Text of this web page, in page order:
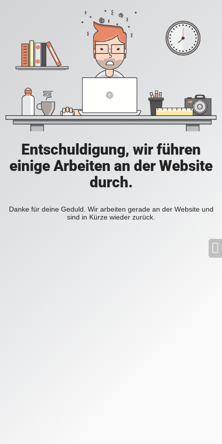
Entschuldigung, wir führen
einige Arbeiten an der Website
durch.
Danke für deine Geduld. Wir arbeiten gerade an der Website und
sind in Kürze wieder zurück.